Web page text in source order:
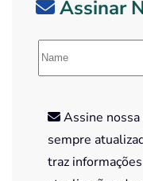
Assinar
Assine
sempre
traz